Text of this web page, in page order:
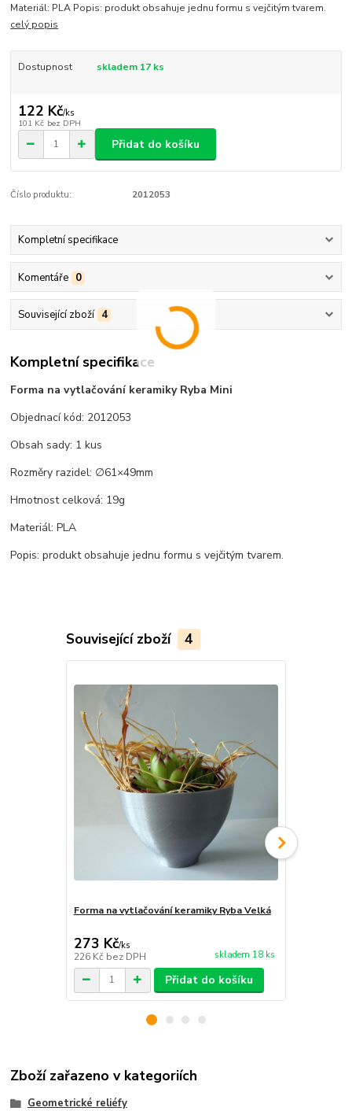
Materiál: PLA Popis: produkt obsahuje jednu formu s vejčitým tvarem.
celý popis
Dostupnost skladem 17 ks
122 Kč/ks
101 Kč bez DPH
Přidat do košíku
Číslo produktu: 2012053
Kompletní specifikace
Komentáře 0
Související zboží 4
Kompletní specifikace
Forma na vytlačování keramiky Ryba Mini
Objednací kód: 2012053
Obsah sady: 1 kus
Rozměry razidel: ∅61×49mm
Hmotnost celková: 19g
Materiál: PLA
Popis: produkt obsahuje jednu formu s vejčitým tvarem.
Související zboží 4
Forma na vytlačování keramiky Ryba Velká
273 Kč/ks
226 Kč bez DPH skladem 18 ks
Přidat do košíku
Zboží zařazeno v kategoriích
Geometrické reliéfy